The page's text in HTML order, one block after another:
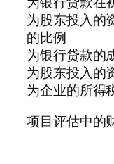
为股东投入的
的比例
为银行贷款的
为股东投入的
为企业的所得
项目评估中的